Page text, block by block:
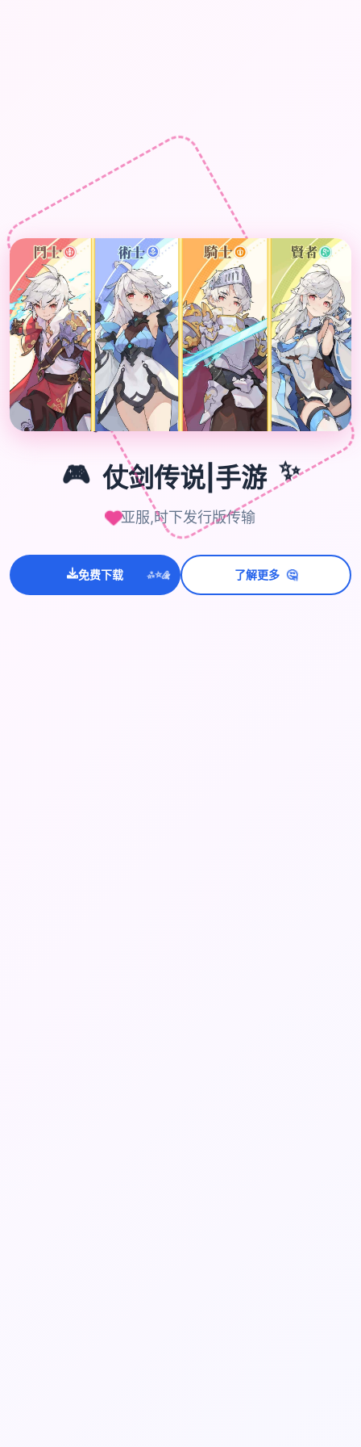
🎮
🎮 仗剑传说|手游 ✨
亚服,时下发行版传输
免费下载 ✨⭐💫 了解更多 🤔